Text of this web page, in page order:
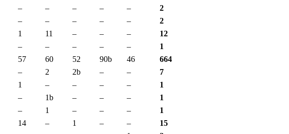
– – – – –
2
– – – – –
2
1 11 – – –
12
– – – – –
1
57 60 52 90b 46
664
– 2 2b – –
7
1 – – – –
1
– 1b – – –
1
– 1 – – –
1
14 – 1 – –
15